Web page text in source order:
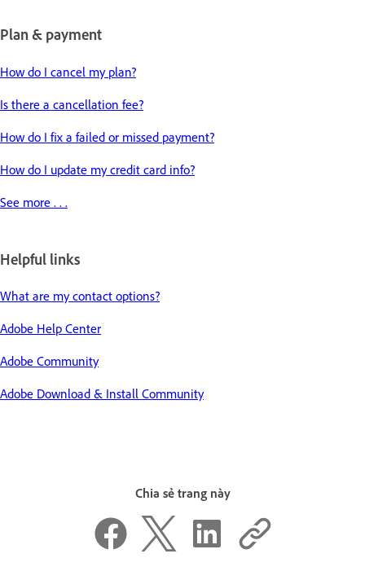
Plan & payment
How do I cancel my plan?
Is there a cancellation fee?
How do I fix a failed or missed payment?
How do I update my credit card info?
See more . . .
Helpful links
What are my contact options?
Adobe Help Center
Adobe Community
Adobe Download & Install Community
Chia sẻ trang này